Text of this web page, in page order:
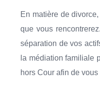
En matière de
que vous
séparation de vos
la médiation familiale
hors Cour afin de